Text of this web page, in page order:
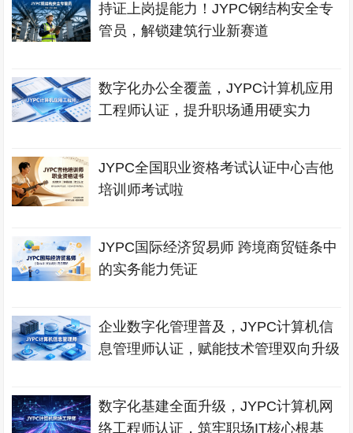
持证上岗提能力！JYPC钢结构安全专
管员，解锁建筑行业新赛道
数字化办公全覆盖，JYPC计算机应用
工程师认证，提升职场通用硬实力
JYPC全国职业资格考试认证中心吉他
培训师考试啦
JYPC国际经济贸易师 跨境商贸链条中
的实务能力凭证
企业数字化管理普及，JYPC计算机信
息管理师认证，赋能技术管理双向升级
数字化基建全面升级，JYPC计算机网
络工程师认证，筑牢职场IT核心根基